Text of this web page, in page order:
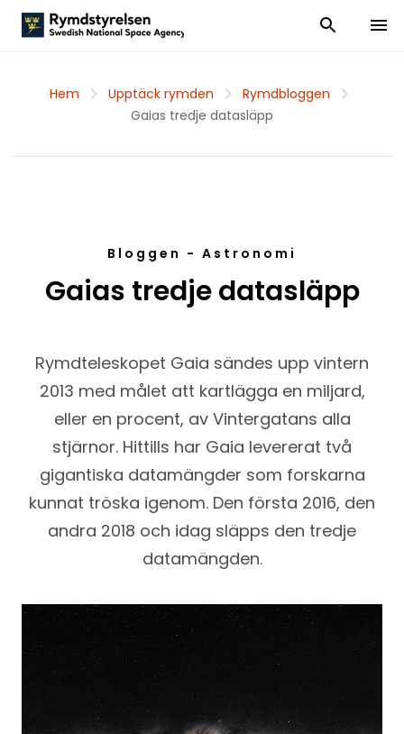
Visa och dölj
Visa
Hem Upptäck rymden
Rymdbloggen
Gaias tredje datasläpp
Bloggen - Astronomi
Gaias tredje datasläpp
Rymdteleskopet Gaia sändes upp vintern
2013 med målet att kartlägga en miljard,
eller en procent, av Vintergatans alla
stjärnor. Hittills har Gaia levererat två
gigantiska datamängder som forskarna
kunnat tröska igenom. Den första 2016, den
andra 2018 och idag släpps den tredje
datamängden.